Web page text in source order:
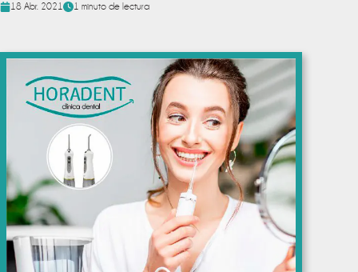
18 Abr. 2021 1 minuto de lectura